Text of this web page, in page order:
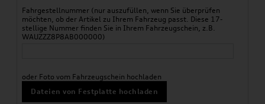
Fahrgestellnummer (nur auszufüllen, wenn Sie überprüfen
möchten, ob der Artikel zu Ihrem Fahrzeug passt. Diese 17-
stellige Nummer finden Sie in Ihrem Fahrzeugschein, z.B.
WAUZZZ8P8AB000000)
oder Foto vom Fahrzeugschein hochladen
Dateien von Festplatte hochladen